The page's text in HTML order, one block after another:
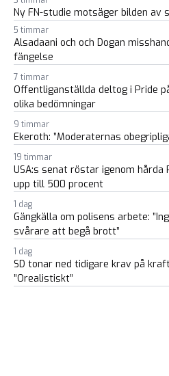
Ny FN-studie motsäger bilden av
5 timmar
Alsadaani och och Dogan
fängelse
7 timmar
Offentliganställda deltog i Pride
olika bedömningar
9 timmar
Ekeroth: ”Moderaternas
19 timmar
USA:s senat röstar igenom
upp till 500 procent
1 dag
Gängkälla om polisens arbete:
svårare att begå brott”
1 dag
SD tonar ned tidigare krav på
”Orealistiskt”